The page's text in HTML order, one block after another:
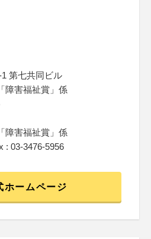
第七共同ビル
障害福祉賞」係
障害福祉賞」係
: 03-3476-5956
ホームページ